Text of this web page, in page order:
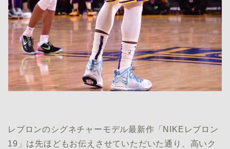
レブロンのシグネチャーモデル最新作「NIKEレブロン
19」は先ほどもお伝えさせていただいた通り、高いク